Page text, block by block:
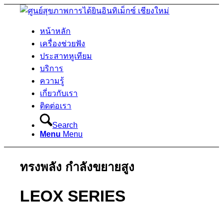
หน้าหลัก
เครื่องช่วยฟัง
ประสาทหูเทียม
บริการ
ความรู้
เกี่ยวกับเรา
ติดต่อเรา
Search
Menu Menu
ทรงพลัง กำลังขยายสูง
LEOX SERIES